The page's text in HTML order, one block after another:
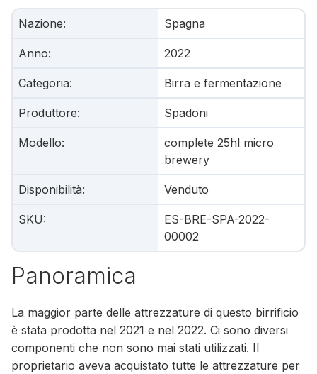
Nazione: Spagna
Anno: 2022
Categoria: Birra e fermentazione
Produttore: Spadoni
Modello:
complete 25hl micro
brewery
Disponibilità: Venduto
SKU:
ES-BRE-SPA-2022-
00002
Panoramica
La maggior parte delle attrezzature di questo birrificio
è stata prodotta nel 2021 e nel 2022. Ci sono diversi
componenti che non sono mai stati utilizzati. Il
proprietario aveva acquistato tutte le attrezzature per